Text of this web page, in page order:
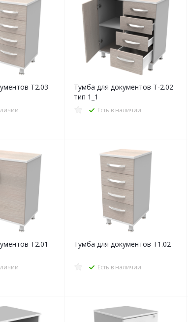
Т2.03
Тумба для документов Т-2.02
тип 1_1
Есть в наличии
Т2.01
Тумба для документов Т1.02
Есть в наличии